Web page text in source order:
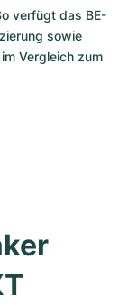
verfügt das BE-
sowie
Vergleich zum